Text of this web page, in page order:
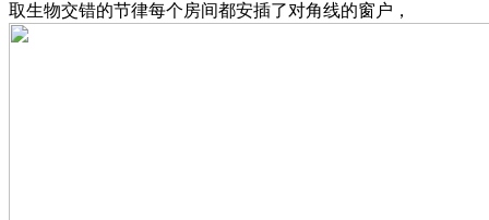
取生物交错的节律每个房间都安插了对角线的窗户，